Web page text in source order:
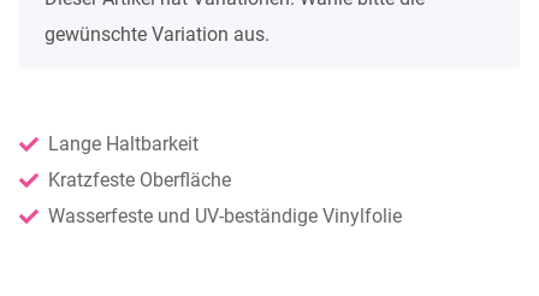
Lange Haltbarkeit
Kratzfeste Oberfläche
Wasserfeste und UV-beständige Vinylfolie
gewünschte Variation aus.